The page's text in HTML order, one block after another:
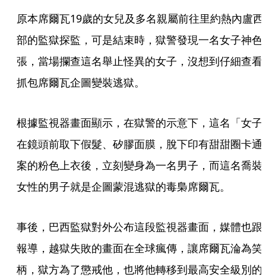
原本席爾瓦19歲的女兒及多名親屬前往里約熱內盧西
部的監獄探監，可是結束時，獄警發現一名女子神色
張，當場攔查這名舉止怪異的女子，沒想到仔細查看
抓包席爾瓦企圖變裝逃獄。
根據監視器畫面顯示，在獄警的示意下，這名「女子
在鏡頭前取下假髮、矽膠面膜，脫下印有甜甜圈卡通
案的粉色上衣後，立刻變身為一名男子，而這名喬裝
女性的男子就是企圖蒙混逃獄的毒梟席爾瓦。
事後，巴西監獄對外公布這段監視器畫面，媒體也跟
報導，越獄失敗的畫面在全球瘋傳，讓席爾瓦淪為笑
柄，獄方為了懲戒他，也將他轉移到最高安全級別的